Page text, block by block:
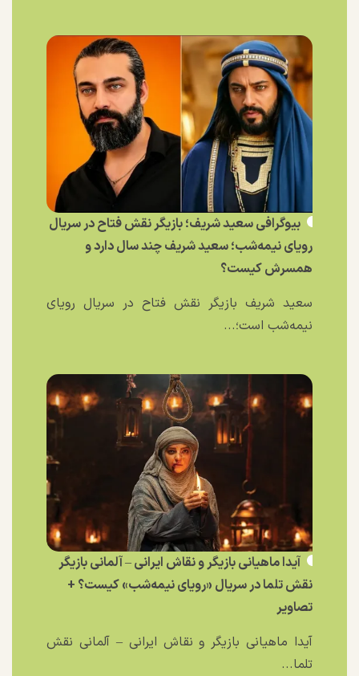
بیوگرافی سعید شریف؛ بازیگر نقش فتاح در سریال
رویای نیمه‌شب؛ سعید شریف چند سال دارد و
همسرش کیست؟
سعید شریف بازیگر نقش فتاح در سریال رویای
نیمه‌شب است؛...
آیدا ماهیانی بازیگر و نقاش ایرانی – آلمانی بازیگر
نقش تلما در سریال «رویای نیمه‌شب» کیست؟ +
تصاویر
آیدا ماهیانی بازیگر و نقاش ایرانی – آلمانی نقش
تلما...